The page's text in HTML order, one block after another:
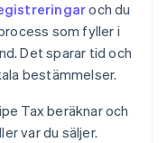
och du
som fyller i
Det sparar tid och
bestämmelser.
Tax beräknar och
var du säljer.